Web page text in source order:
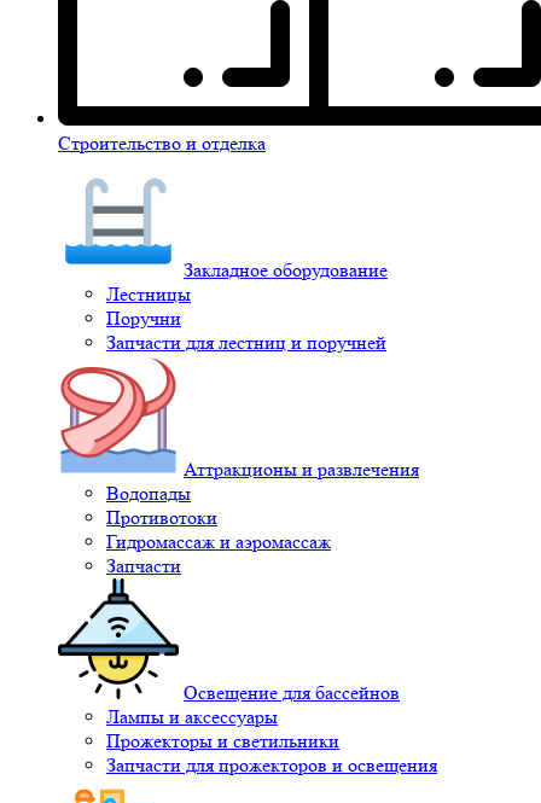
Строительство и отделка
Закладное оборудование
Лестницы
Поручни
Запчасти для лестниц и поручней
Аттракционы и развлечения
Водопады
Противотоки
Гидромассаж и аэромассаж
Запчасти
Освещение для бассейнов
Лампы и аксессуары
Прожекторы и светильники
Запчасти для прожекторов и освещения